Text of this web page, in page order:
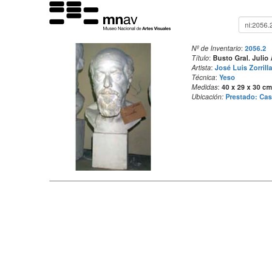
Buscar
Nº de Inventario: 2056.2
Título: Busto Gral. Julio
Artista: José Luis
Técnica: Yeso
Medidas: 40 x 29 x 30 cm
Ubicación: Prestado: